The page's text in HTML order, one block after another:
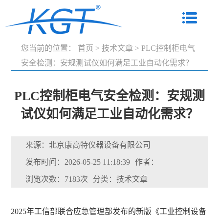
您当前的位置： 首页 > 技术文章 > PLC控制柜电气
安全检测：安规测试仪如何满足工业自动化需求？
PLC控制柜电气安全检测：安规测
试仪如何满足工业自动化需求？
来源：北京康高特仪器设备有限公司
发布时间：2026-05-25 11:18:39 作者：
浏览次数：7183次 分类：技术文章
2025年工信部联合应急管理部发布的新版《工业控制设备